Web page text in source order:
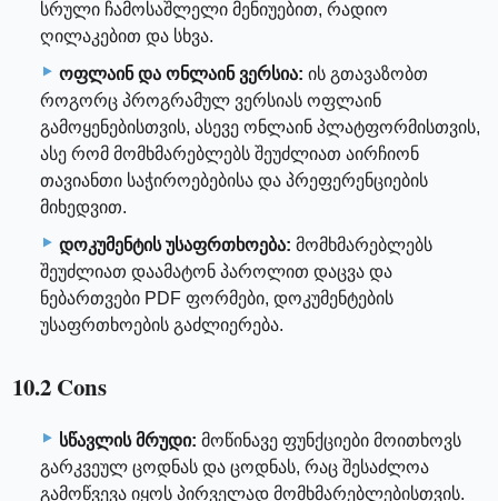
სრული ჩამოსაშლელი მენიუებით, რადიო
ღილაკებით და სხვა.
ოფლაინ და ონლაინ ვერსია: ის გთავაზობთ
როგორც პროგრამულ ვერსიას ოფლაინ
გამოყენებისთვის, ასევე ონლაინ პლატფორმისთვის,
ასე რომ მომხმარებლებს შეუძლიათ აირჩიონ
თავიანთი საჭიროებებისა და პრეფერენციების
მიხედვით.
დოკუმენტის უსაფრთხოება: მომხმარებლებს
შეუძლიათ დაამატონ პაროლით დაცვა და
ნებართვები PDF ფორმები, დოკუმენტების
უსაფრთხოების გაძლიერება.
10.2 Cons
სწავლის მრუდი: მოწინავე ფუნქციები მოითხოვს
გარკვეულ ცოდნას და ცოდნას, რაც შესაძლოა
გამოწვევა იყოს პირველად მომხმარებლებისთვის.